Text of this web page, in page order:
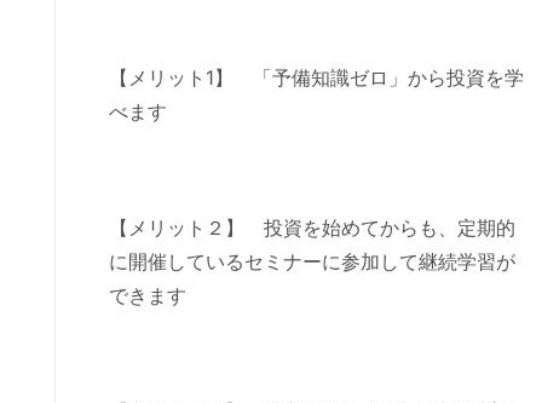
【メリット1】 「予備知識ゼロ」から投資を学
べます
【メリット２】 投資を始めてからも、定期的
に開催しているセミナーに参加して継続学習が
できます